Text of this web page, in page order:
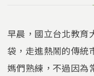
早晨，國立台北教育
袋，走進熱鬧的傳統
媽們熟練，不過因為